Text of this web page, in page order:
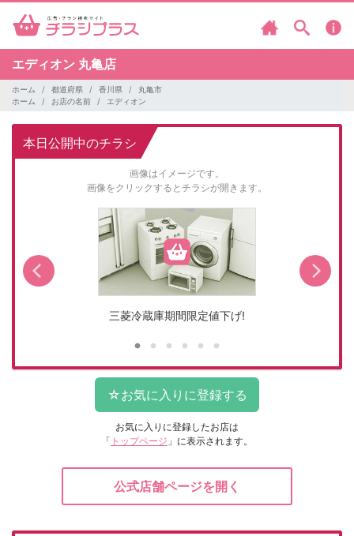
エディオン 丸亀店
ホーム 都道府県 香川県
丸亀市
ホーム
お店の名前 エディオン
本日公開中のチラシ
画像はイメージです。
画像をクリックするとチラシが開きます。
三菱冷蔵庫期間限定値下げ!
お気に入りに登録したお店は
「 トップページ 」に表示されます。
公式店舗ページを開く